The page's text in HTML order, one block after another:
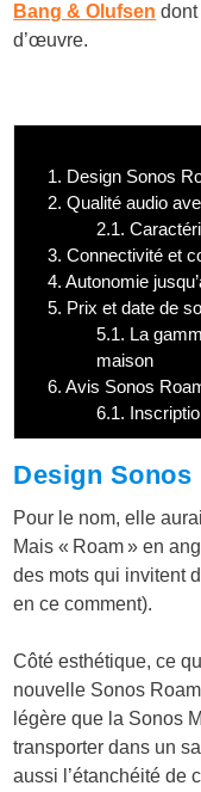
Bang & Olufsen
d’œuvre.
1. Design Sonos
2. Qualité audio
2.1.
3. Connectivité et
4. Autonomie
5. Prix et date de
5.1. La
maison
6. Avis Sonos
6.1.
Design Sonos
Pour le nom, elle
Mais « Roam » en
des mots qui invitent
en ce comment).
Côté esthétique, ce
nouvelle Sonos
légère que la Sonos
transporter dans un
aussi l’étanchéité de